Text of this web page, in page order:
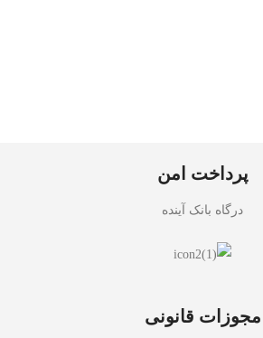
پرداخت امن
درگاه بانک آینده
مجوزات قانونی